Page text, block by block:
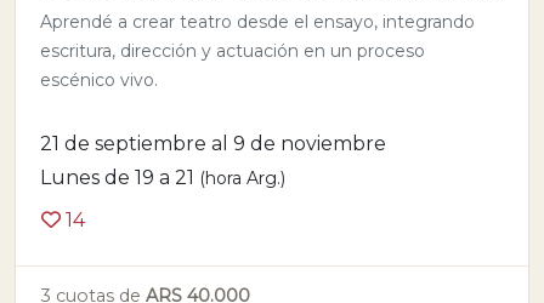
Aprendé a crear teatro desde el ensayo, integrando
escritura, dirección y actuación en un proceso
escénico vivo.
21 de septiembre al 9 de noviembre
Lunes de 19 a 21 (hora Arg.)
14
3 cuotas de ARS 40.000